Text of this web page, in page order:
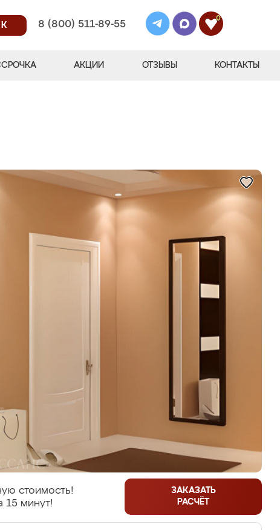
8 (800) 511-89-55
0
АКЦИИ ОТЗЫВЫ КОНТАКТЫ
стоимость!
15 минут!
ЗАКАЗАТЬ
РАСЧЁТ